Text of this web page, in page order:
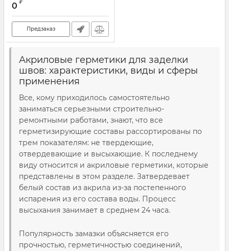
0 ₽
Предзаказ
Акриловые герметики для заделки
швов: характеристики, виды и сферы
применения
Все, кому приходилось самостоятельно
заниматься серьезными строительно-
ремонтными работами, знают, что все
герметизирующие составы рассортированы по
трем показателям: не твердеющие,
отвердевающие и высыхающие. К последнему
виду относится и акриловые герметики, которые
представлены в этом разделе. Затвердевает
белый состав из акрила из-за постепенного
испарения из его состава воды. Процесс
высыхания занимает в среднем 24 часа.
Популярность замазки объясняется его
прочностью, герметичностью соединений,